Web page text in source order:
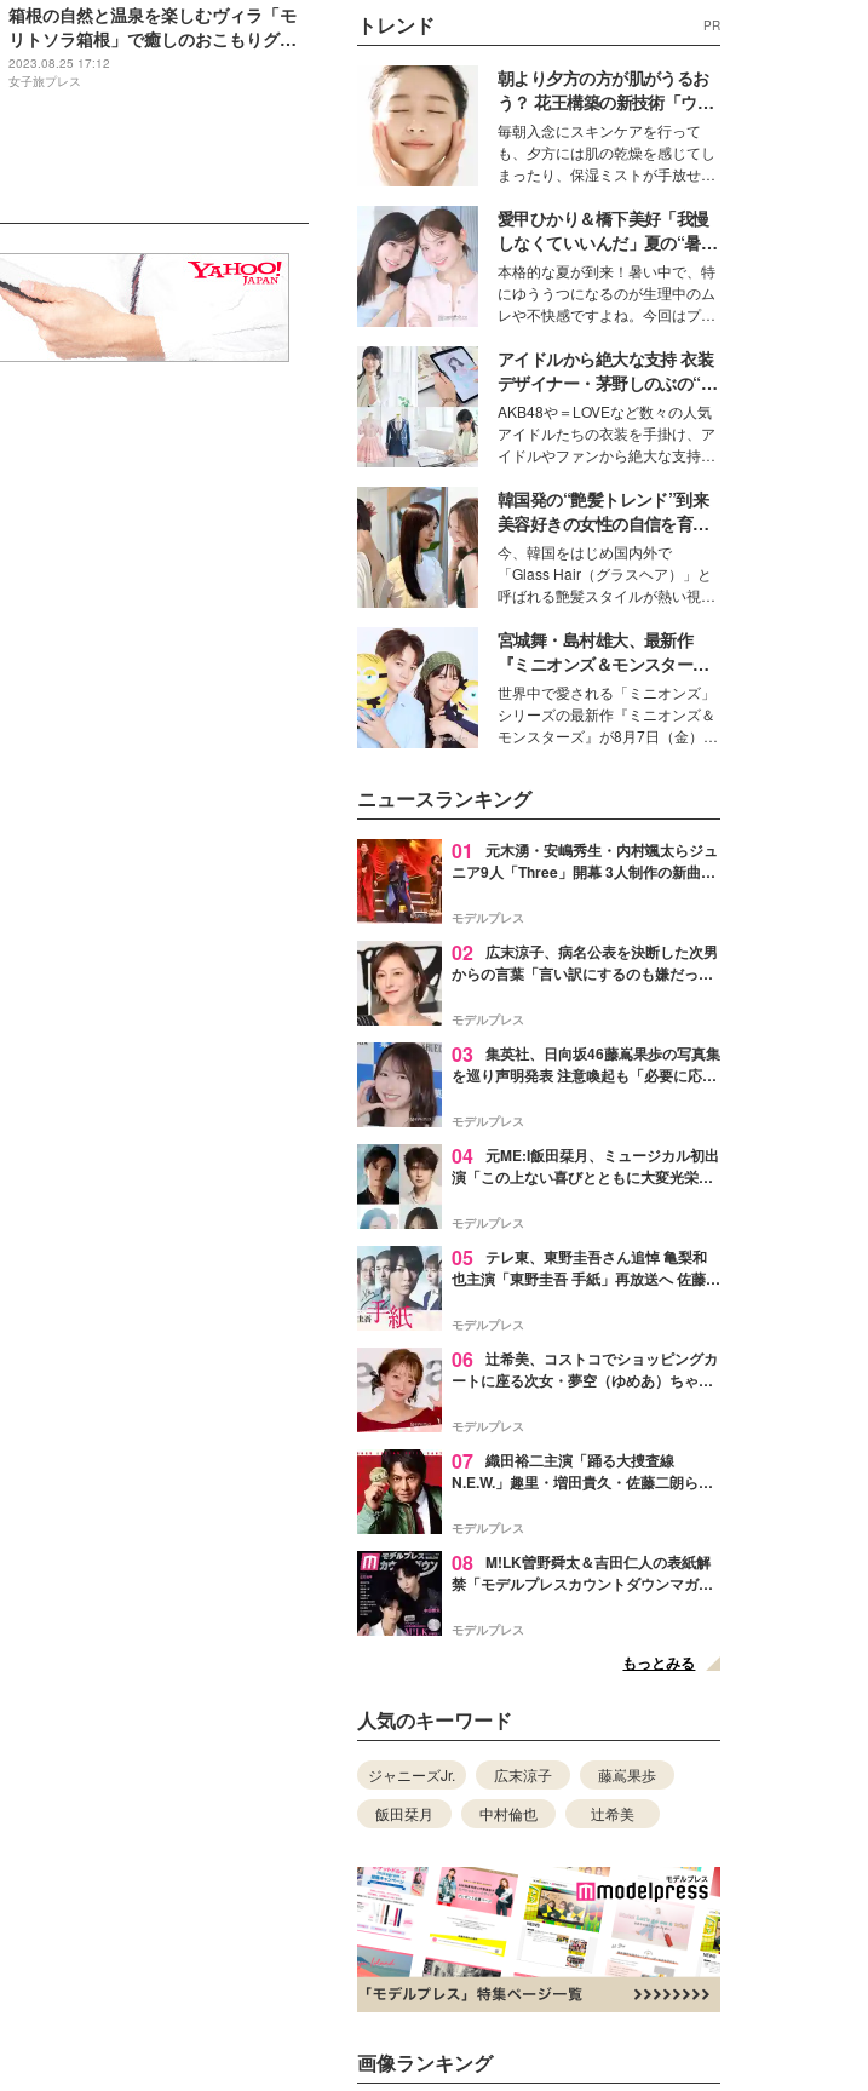
箱根の自然と温泉を楽しむヴィラ「モ
リトソラ箱根」で癒しのおこもりグラ
ンピング旅＜体験レポ＞
2023.08.25 17:12
女子旅プレス
トレンド PR
朝より夕方の方が肌がうるお
う？ 花王構築の新技術「ウォ
ーターキャプチャリングスキ
ン（捕水肌）」がスキンケア
の常識を変える予感
毎朝入念にスキンケアを行って
も、夕方には肌の乾燥を感じてし
まったり、保湿ミストが手放せな
な美容の常識を大きく変える可能
性を秘めた、革新的な「Water
Capturing Skin（ウォーターキャ
プチャリングスキン：捕水肌）」
技術を、花王が構築した。
愛甲ひかり＆橋下美好「我慢
しなくていいんだ」夏の“暑さ
対策”の新しい選択肢とは？
本格的な夏が到来！暑い中で、特
にゆううつになるのが生理中のム
レや不快感ですよね。今回はプラ
モデル・愛甲ひかりさんと橋下美
好さんを迎えて本音で女子会トー
ク。猛暑のお出かけを快適に過ご
すヒントや、2人が感動した夏の
生理の新常識にも迫りました。
アイドルから絶大な支持 衣装
デザイナー・茅野しのぶの“可
愛い”を作る美学＜「シチズン
クロスシー」インタビュー＞
AKB48や＝LOVEなど数々の人気
アイドルたちの衣装を手掛け、ア
イドルやファンから絶大な支持を
取締役兼クリエイティブディレク
ター・茅野しのぶ。一人ひとりの
個性に寄り添い、魅力を引き出す
衣装作りは、多くの女性たちに勇
気と自信を与え続けている。
韓国発の“艶髪トレンド”到来
美容好きの女性の自信を育む
「ヘアケア事情」って？
今、韓国をはじめ国内外で
「Glass Hair（グラスヘア）」と
呼ばれる艶髪スタイルが熱い視線
ションの完成度を高めるベースと
して、“髪そのものの美しさ”に改
めて注目する人が増えている様
子。今回は、そんな憧れの艶やか
な髪を日常で叶える、美容好きの
女性たちのヘアケア事情を紹介し
宮城舞・島村雄大、最新作
『ミニオンズ＆モンスター
ズ』の魅力熱弁 ハチャメチャ
だけじゃない“友情と絆”に感
動
世界中で愛される「ミニオンズ」
シリーズの最新作『ミニオンズ＆
モンスターズ』が8月7日（金）に
デルの宮城舞と島村雄大の特別対
談をお届け！それぞれの視点か
ら、今作ならではの魅力や予想外
の感動をもたらす奥深いストーリ
た。
ニュースランキング
01
元木湧・安嶋秀生・内村颯太らジュ
ニア9人「Three」開幕 3人制作の新曲＆
進んで夢を掴みたい」【ゲネプロレポ】
モデルプレス
02
広末涼子、病名公表を決断した次男
からの言葉「言い訳にするのも嫌だっ
モデルプレス
03 集英社、日向坂46藤嶌果歩の写真集
を巡り声明発表 注意喚起も「必要に応じ
モデルプレス
04 元ME:I飯田栞月、ミュージカル初出
演「この上ない喜びとともに大変光栄」
ャスト発表
モデルプレス
05 テレ東、東野圭吾さん追悼 亀梨和
也主演「東野圭吾 手紙」再放送へ 佐藤隆
モデルプレス
06 辻希美、コストコでショッピングカ
ートに座る次女・夢空（ゆめあ）ちゃん
ぎ」「成長を感じる」の声
モデルプレス
07 織田裕二主演「踊る大捜査線
N.E.W.」趣里・増田貴久・佐藤二朗ら新
徴する“謎のキーワード”も
モデルプレス
08 M!LK曽野舜太＆吉田仁人の表紙解
禁「モデルプレスカウントダウンマガジ
モデルプレス
もっとみる
人気のキーワード
ジャニーズJr. 広末涼子
藤嶌果歩
飯田栞月
中村倫也 辻希美
画像ランキング